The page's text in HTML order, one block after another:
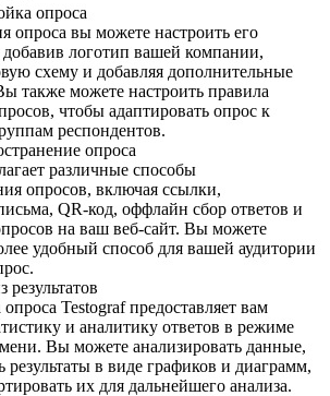
опроса
опроса вы можете настроить его
логотип вашей компании,
схему и добавляя дополнительные
также можете настроить правила
чтобы адаптировать опрос к
респондентов.
опроса
различные способы
опросов, включая ссылки,
QR-код, оффлайн сбор ответов и
на ваш веб-сайт. Вы можете
удобный способ для вашей аудитории
результатов
Testograf предоставляет вам
и аналитику ответов в режиме
Вы можете анализировать данные,
результаты в виде графиков и диаграмм,
их для дальнейшего анализа.